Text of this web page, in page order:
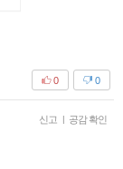
0
0
신고 공감 확인